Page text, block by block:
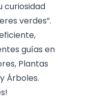
curiosidad
verdes”.
guías en
Plantas
Árboles.